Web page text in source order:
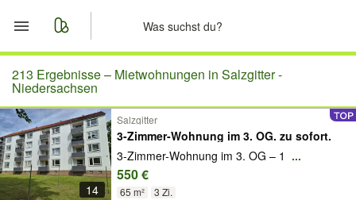
Start
Merkliste
Nachrichten
Anzeige aufgeben
213 Ergebnisse – Mietwohnungen in Salzgitter -
Niedersachsen
14
Salzgitter
3-Zimmer-Wohnung im 3. OG. zu sofort.
3-Zimmer-Wohnung im 3. OG – 1 ...
550 €
65 m² 3 Zi.